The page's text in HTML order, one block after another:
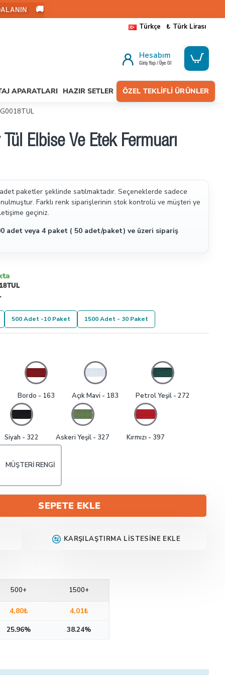
🚚
Türkçe ₺ Türk Lirası
Hesabım
Giriş Yap / Üye Ol
APARATLARI HAZIR SETLER ÖZEL TEKLIFLI ÜRÜNLER
Elbise Ve Etek Fermuarı
paketler şeklinde satılmaktadır. Seçeneklerde sadece
Farklı renk siparişlerinin stok kontrolü ve müşteri ye
geçiniz.
adet veya 4 paket ( 50 adet/paket) ve üzeri sipariş
500 Adet -10 Paket 1500 Adet - 30 Paket
Bordo - 163 Açık Mavi - 183 Petrol Yeşil - 272
Siyah - 322 Askeri Yeşil - 327 Kırmızı - 397
MÜŞTERI RENGI
SEPETE EKLE
KARŞILAŞTIRMA LISTESINE EKLE
500+ 1500+
4,80₺
4,01₺
25.96%
38.24%